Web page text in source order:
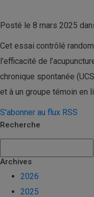
Posté le 8 mars 2025
Cet essai contrôlé
l’efficacité de
chronique spontanée
et à un groupe témoin en
S'abonner au flux RSS
Recherche
Archives
2026
2025